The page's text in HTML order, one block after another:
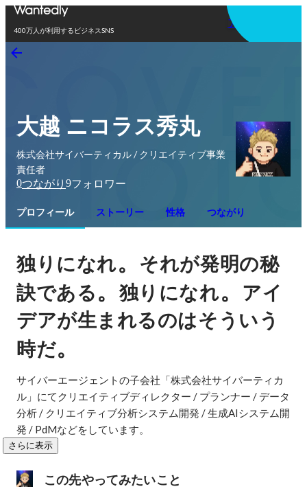
400万人が利用するビジネスSNS
アプリを使う
大越 ニコラス秀丸
株式会社サイバーティカル / クリエイティブ事業
責任者
0つながり 9フォロワー
プロフィール ストーリー 性格 つながり
独りになれ。 それが発明の秘
訣である。 独りになれ。 アイ
デアが生まれるのはそういう
時だ。
サイバーエージェントの子会社「株式会社サイバーティカ
ル」にてクリエイティブディレクター / プランナー / データ
分析 / クリエイティブ分析システム開発 / 生成AIシステム開
発 / PdMなどをしています。
さらに表示
この先やってみたいこと